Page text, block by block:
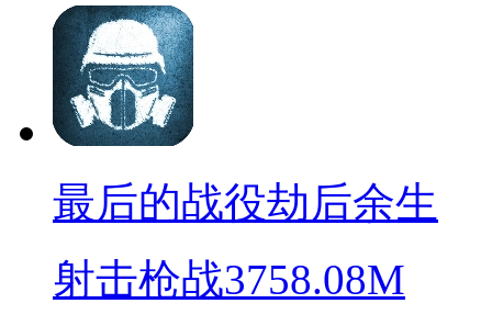
最后的战役劫后余生
射击枪战3758.08M